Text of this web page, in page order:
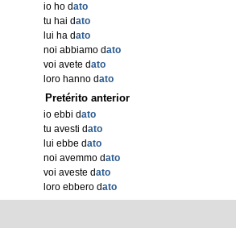
io ho dato
tu hai dato
lui ha dato
noi abbiamo dato
voi avete dato
loro hanno dato
Pretérito anterior
io ebbi dato
tu avesti dato
lui ebbe dato
noi avemmo dato
voi aveste dato
loro ebbero dato